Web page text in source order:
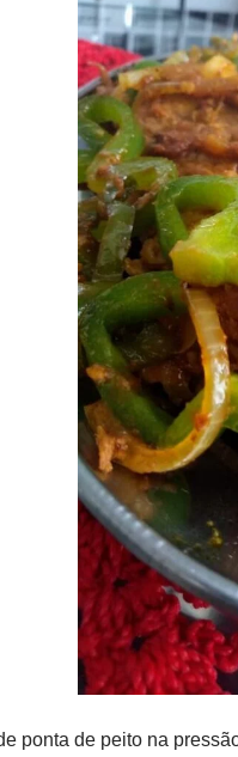
ponta de peito na